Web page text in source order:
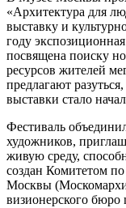
«Архитектура для
выставку и
году
посвящена поиску
ресурсов жителей
предлагают
выставки стало
Фестиваль
художников,
живую среду,
создан Комитетом по
Москвы
визионерского бюро